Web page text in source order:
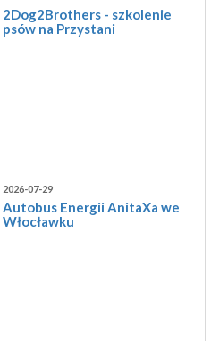
2Dog2Brothers - szkolenie
psów na Przystani
2026-07-29
Autobus Energii AnitaXa we
Włocławku